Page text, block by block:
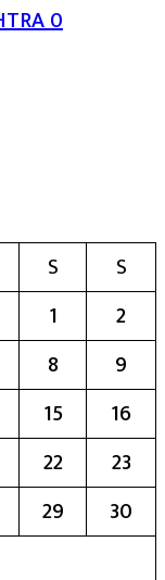
0
S
S
1
2
8
9
15
16
22
23
29
30